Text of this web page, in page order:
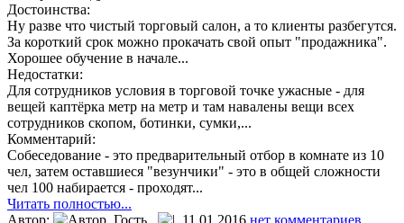
Достоинства:
Ну разве что чистый торговый салон, а то клиенты разбегутся.
За короткий срок можно прокачать свой опыт "продажника".
Хорошее обучение в начале...
Недостатки:
Для сотрудников условия в торговой точке ужасные - для
вещей каптёрка метр на метр и там навалены вещи всех
сотрудников скопом, ботинки, сумки,...
Комментарий:
Собеседование - это предварительный отбор в комнате из 10
чел, затем оставшиеся "везунчики" - это в общей сложности
чел 100 набирается - проходят...
Читать полностью...
Автор:
Гость 11.01.2016 нет комментариев